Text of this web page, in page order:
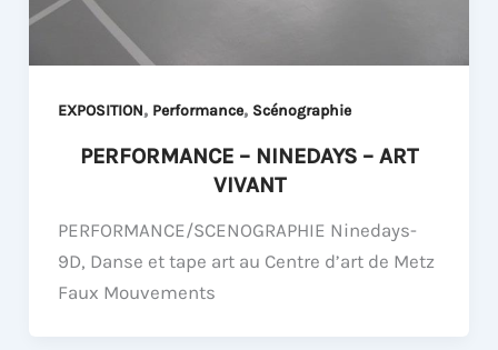
EXPOSITION, Performance, Scénographie
PERFORMANCE – NINEDAYS – ART
VIVANT
PERFORMANCE/SCENOGRAPHIE Ninedays-
9D, Danse et tape art au Centre d’art de Metz
Faux Mouvements